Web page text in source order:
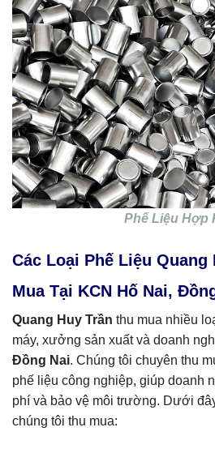
Phế Liệu Hợp
Các Loại Phế Liệu Quang
Mua Tại KCN Hố Nai,
Quang Huy Trần thu mua nhiều
máy, xưởng sản xuất và doanh
Đồng Nai. Chúng tôi chuyên thu
phế liệu công nghiệp, giúp doanh
phí và bảo vệ môi trường. Dưới
chúng tôi thu mua: